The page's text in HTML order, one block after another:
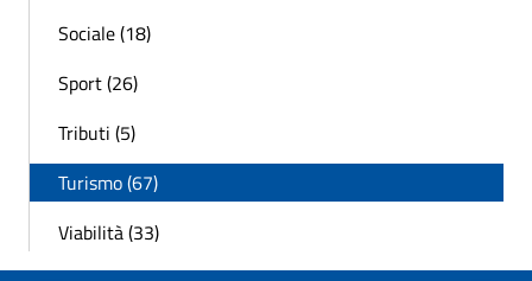
Sociale (18)
Sport (26)
Tributi (5)
Turismo (67)
Viabilità (33)